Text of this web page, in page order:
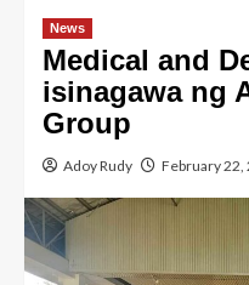
News
Medical and
isinagawa ng
Group
Adoy Rudy February 22,